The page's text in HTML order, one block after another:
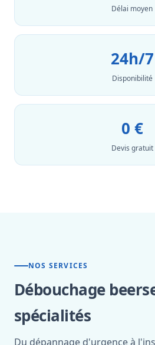
Délai moyen
24h/7
Disponibilité
0 €
Devis gratuit
NOS SERVICES
Débouchage
spécialités
Du dépannage d'urgence à